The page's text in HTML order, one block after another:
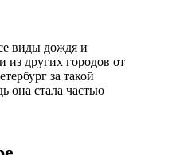
виды дождя и
из других городов от
за такой
она стала частью